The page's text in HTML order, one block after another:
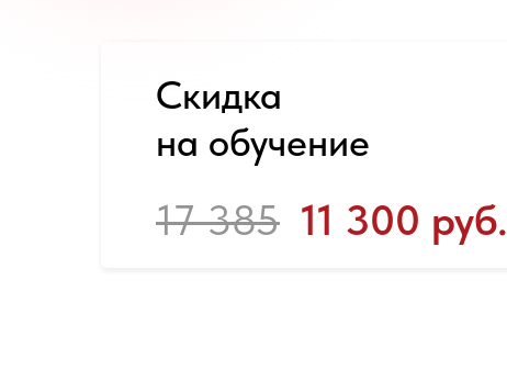
11 300 руб.
17 385
Скидка
на обучение